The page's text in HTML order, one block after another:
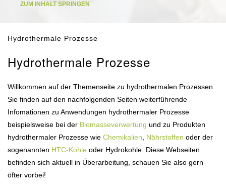
ZUM INHALT SPRINGEN
Hydrothermale Prozesse
Hydrothermale Prozesse
Willkommen auf der Themenseite zu hydrothermalen Prozessen.
Sie finden auf den nachfolgenden Seiten weiterführende
Infomationen zu Anwendungen hydrothermaler Prozesse
beispielsweise bei der Biomasseverwertung und zu Produkten
hydrothermaler Prozesse wie Chemikalien Nährstoffen oder der
sogenannten HTC-Kohle oder Hydrokohle. Diese Webseiten
befinden sich aktuell in Überarbeitung, schauen Sie also gern
öfter vorbei!